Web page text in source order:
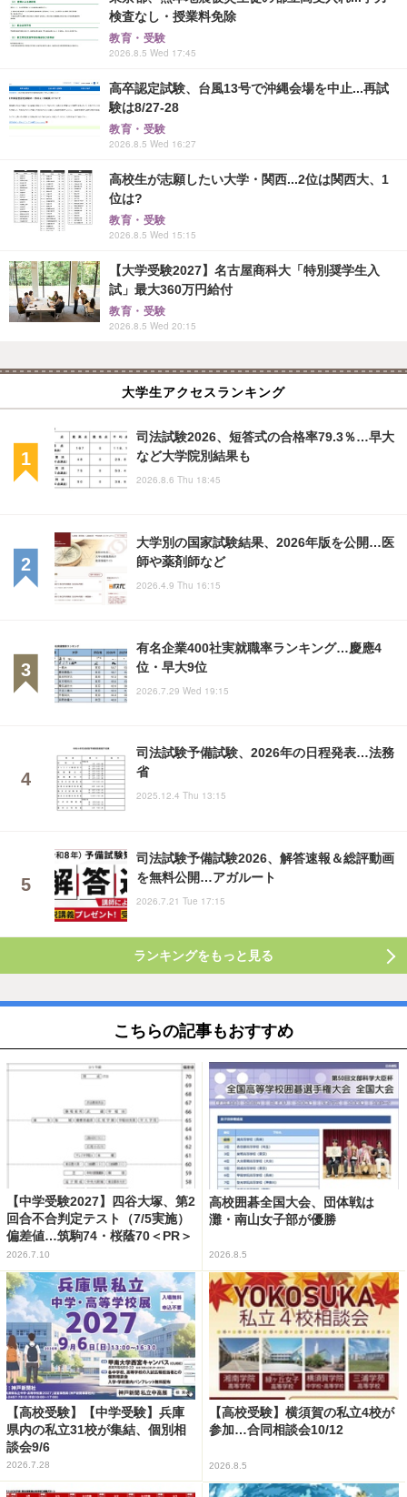
検査なし・授業料免除
教育・受験
2026.8.5 Wed 17:45
高卒認定試験、台風13号で沖縄会場を中止...再試
験は8/27-28
教育・受験
2026.8.5 Wed 16:27
高校生が志願したい大学・関西...2位は関西大、1
位は?
教育・受験
2026.8.5 Wed 15:15
【大学受験2027】名古屋商科大「特別奨学生入
試」最大360万円給付
教育・受験
2026.8.5 Wed 20:15
大学生アクセスランキング
司法試験2026、短答式の合格率79.3％…早大
など大学院別結果も
2026.8.6 Thu 18:45
大学別の国家試験結果、2026年版を公開…医
師や薬剤師など
2026.4.9 Thu 16:15
有名企業400社実就職率ランキング…慶應4
位・早大9位
2026.7.29 Wed 19:15
司法試験予備試験、2026年の日程発表…法務
省
2025.12.4 Thu 13:15
司法試験予備試験2026、解答速報＆総評動画
を無料公開…アガルート
2026.7.21 Tue 17:15
ランキングをもっと見る
こちらの記事もおすすめ
【中学受験2027】四谷大塚、第2
回合不合判定テスト（7/5実施）
偏差値…筑駒74・桜蔭70＜PR＞
2026.7.10
高校囲碁全国大会、団体戦は
灘・南山女子部が優勝
2026.8.5
【高校受験】【中学受験】兵庫
県内の私立31校が集結、個別相
談会9/6
2026.7.28
【高校受験】横須賀の私立4校が
参加…合同相談会10/12
2026.8.5